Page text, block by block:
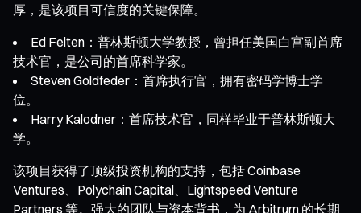
厚，是该项目可信度的关键保障。
Ed Felten：普林斯顿大学教授，曾担任美国白宫副首席
技术官，是公司的首席科学家。
Steven Goldfeder：首席执行官，拥有密码学博士学
位。
Harry Kalodner：首席技术官，同样毕业于普林斯顿大
学。
该项目获得了顶级投资机构的支持，包括 Coinbase
Ventures、Polychain Capital、Lightspeed Venture
Partners 等。强大的团队与资本背书，为 Arbitrum 的长期